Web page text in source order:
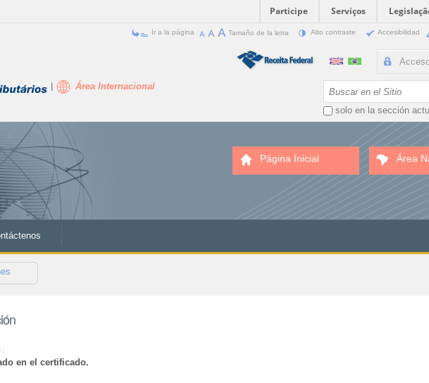
Participe Serviços
Ir a la página Tamaño de la letra Alto contraste Accesibilidad
solo en la sección
Área Internacional
Página Inicial Área
en el certificado.